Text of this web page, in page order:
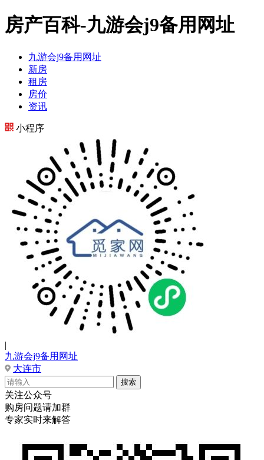
房产百科-九游会j9备用网址
九游会j9备用网址
新房
租房
房价
资讯
小程序
|
九游会j9备用网址
大连市
关注公众号
购房问题请加群
专家实时来解答